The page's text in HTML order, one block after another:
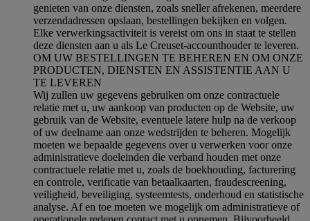
genieten van onze diensten, zoals sneller afrekenen, meerdere
verzendadressen opslaan, bestellingen bekijken en volgen.
Elke verwerkingsactiviteit is vereist om ons in staat te stellen
deze diensten aan u als Le Creuset-accounthouder te leveren.
OM UW BESTELLINGEN TE BEHEREN EN OM ONZE
PRODUCTEN, DIENSTEN EN ASSISTENTIE AAN U
TE LEVEREN
Wij zullen uw gegevens gebruiken om onze contractuele
relatie met u, uw aankoop van producten op de Website, uw
gebruik van de Website, eventuele latere hulp na de verkoop
of uw deelname aan onze wedstrijden te beheren. Mogelijk
moeten we bepaalde gegevens over u verwerken voor onze
administratieve doeleinden die verband houden met onze
contractuele relatie met u, zoals de boekhouding, facturering
en controle, verificatie van betaalkaarten, fraudescreening,
veiligheid, beveiliging, systeemtests, onderhoud en statistische
analyse. Af en toe moeten we mogelijk om administratieve of